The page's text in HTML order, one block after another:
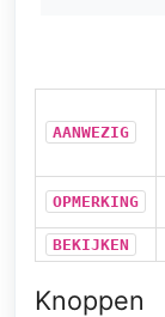
AANWEZIG
OPMERKING
BEKIJKEN
Knoppen